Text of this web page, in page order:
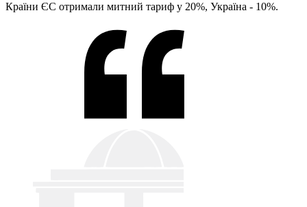
Країни ЄС отримали митний тариф у 20%, Україна - 10%.